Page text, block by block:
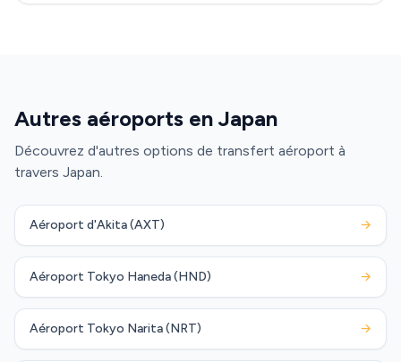
Autres aéroports en Japan
Découvrez d'autres options de transfert aéroport à
travers Japan.
Aéroport d'Akita (AXT) →
Aéroport Tokyo Haneda (HND) →
Aéroport Tokyo Narita (NRT) →